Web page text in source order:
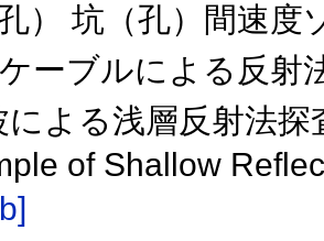
） 坑（孔）間速
ーブルによる反射
による浅層反射法
of Shallow